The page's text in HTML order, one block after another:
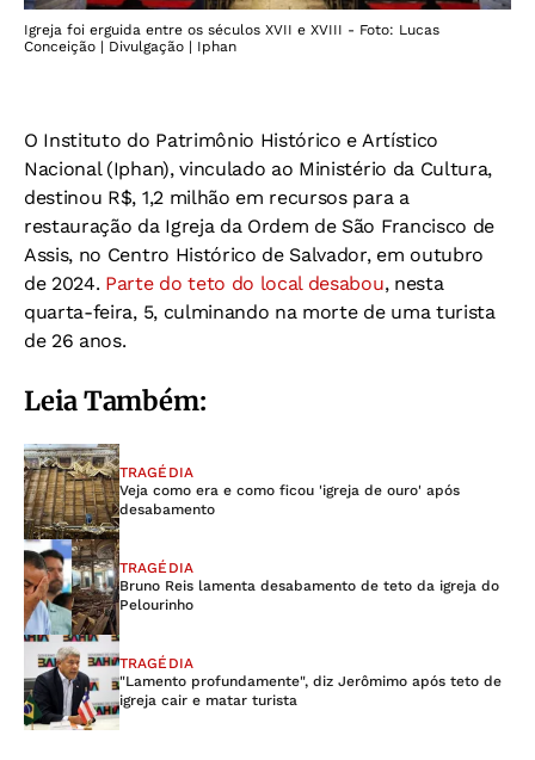
Igreja foi erguida entre os séculos XVII e XVIII - Foto: Lucas
Conceição | Divulgação | Iphan
O Instituto do Patrimônio Histórico e Artístico
Nacional (Iphan), vinculado ao Ministério da Cultura,
destinou R$, 1,2 milhão em recursos para a
restauração da Igreja da Ordem de São Francisco de
Assis, no Centro Histórico de Salvador, em outubro
de 2024. Parte do teto do local desabou, nesta
quarta-feira, 5, culminando na morte de uma turista
de 26 anos.
Leia Também:
TRAGÉDIA
Veja como era e como ficou 'igreja de ouro' após
desabamento
TRAGÉDIA
Bruno Reis lamenta desabamento de teto da igreja do
Pelourinho
TRAGÉDIA
"Lamento profundamente", diz Jerômimo após teto de
igreja cair e matar turista